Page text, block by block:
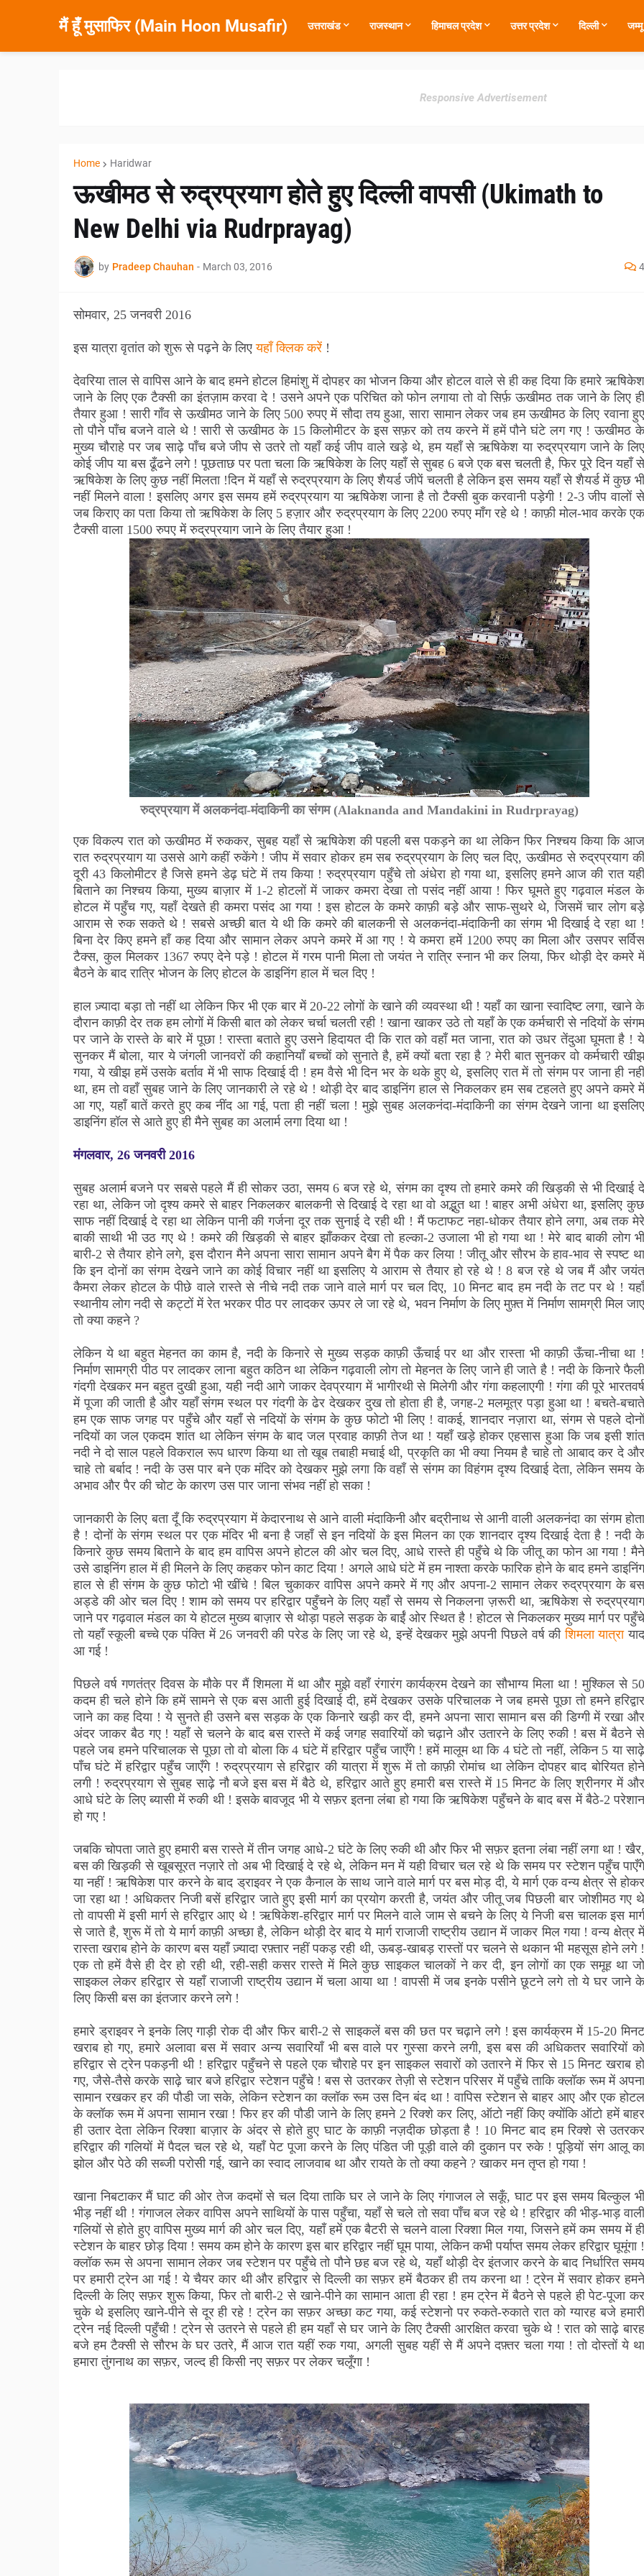
मैं हूँ मुसाफिर (Main Hoon Musafir) उत्तराखंड राजस्थान हिमाचल प्रदेश उत्तर प्रदेश दिल्ली
Responsive Advertisement
Home Haridwar
ऊखीमठ से रुद्रप्रयाग होते हुए दिल्ली वापसी (Ukimath to
New Delhi via Rudrprayag)
by Pradeep Chauhan - March 03, 2016 4
सोमवार, 25 जनवरी 2016
इस यात्रा वृतांत को शुरू से पढ़ने के लिएयहाँ क्लिक करें !
देवरिया ताल से वापिस आने के बाद हमने होटल हिमांशु में दोपहर का भोजन किया और होटल वाले से ही कह दिया कि हमारे ऋषिकेश
जाने के लिए एक टैक्सी का इंतज़ाम करवा दे ! उसने अपने एक परिचित को फोन लगाया तो वो सिर्फ़ ऊखीमठ तक जाने के लिए ही
तैयार हुआ ! सारी गाँव से ऊखीमठ जाने के लिए 500 रुपए में सौदा तय हुआ, सारा सामान लेकर जब हम ऊखीमठ के लिए रवाना हुए
तो पौने पाँच बजने वाले थे ! सारी से ऊखीमठ के 15 किलोमीटर के इस सफ़र को तय करने में हमें पौने घंटे लग गए ! ऊखीमठ के
मुख्य चौराहे पर जब साढ़े पाँच बजे जीप से उतरे तो यहाँ कई जीप वाले खड़े थे, हम यहाँ से ऋषिकेश या रुद्रप्रयाग जाने के लिए
कोई जीप या बस ढूँढने लगे ! पूछताछ पर पता चला कि ऋषिकेश के लिए यहाँ से सुबह 6 बजे एक बस चलती है, फिर पूरे दिन यहाँ से
ऋषिकेश के लिए कुछ नहीं मिलता !दिन में यहाँ से रुद्रप्रयाग के लिए शैयर्ड जीपें चलती है लेकिन इस समय यहाँ से शैयर्ड में कुछ भी
नहीं मिलने वाला ! इसलिए अगर इस समय हमें रुद्रप्रयाग या ऋषिकेश जाना है तो टैक्सी बुक करवानी पड़ेगी ! 2-3 जीप वालों से
जब किराए का पता किया तो ऋषिकेश के लिए 5 हज़ार और रुद्रप्रयाग के लिए 2200 रुपए माँग रहे थे ! काफ़ी मोल-भाव करके एक
टैक्सी वाला 1500 रुपए में रुद्रप्रयाग जाने के लिए तैयार हुआ !
रुद्रप्रयाग में अलकनंदा-मंदाकिनी का संगम (Alaknanda and Mandakini in Rudrprayag)
एक विकल्प रात को ऊखीमठ में रुककर, सुबह यहाँ से ऋषिकेश की पहली बस पकड़ने का था लेकिन फिर निश्चय किया कि आज
रात रुद्रप्रयाग या उससे आगे कहीं रुकेंगे ! जीप में सवार होकर हम सब रुद्रप्रयाग के लिए चल दिए, ऊखीमठ से रुद्रप्रयाग की
दूरी 43 किलोमीटर है जिसे हमने डेढ़ घंटे में तय किया ! रुद्रप्रयाग पहुँचे तो अंधेरा हो गया था, इसलिए हमने आज की रात यहीं
बिताने का निश्चय किया, मुख्य बाज़ार में 1-2 होटलों में जाकर कमरा देखा तो पसंद नहीं आया ! फिर घूमते हुए गढ़वाल मंडल के
होटल में पहुँच गए, यहाँ देखते ही कमरा पसंद आ गया ! इस होटल के कमरे काफ़ी बड़े और साफ-सुथरे थे, जिसमें चार लोग बड़े
आराम से रुक सकते थे ! सबसे अच्छी बात ये थी कि कमरे की बालकनी से अलकनंदा-मंदाकिनी का संगम भी दिखाई दे रहा था !
बिना देर किए हमने हाँ कह दिया और सामान लेकर अपने कमरे में आ गए ! ये कमरा हमें 1200 रुपए का मिला और उसपर सर्विस
टैक्स, कुल मिलकर 1367 रुपए देने पड़े ! होटल में गरम पानी मिला तो जयंत ने रात्रि स्नान भी कर लिया, फिर थोड़ी देर कमरे में
बैठने के बाद रात्रि भोजन के लिए होटल के डाइनिंग हाल में चल दिए !
हाल ज़्यादा बड़ा तो नहीं था लेकिन फिर भी एक बार में 20-22 लोगों के खाने की व्यवस्था थी ! यहाँ का खाना स्वादिष्ट लगा, खाने के
दौरान काफ़ी देर तक हम लोगों में किसी बात को लेकर चर्चा चलती रही ! खाना खाकर उठे तो यहाँ के एक कर्मचारी से नदियों के संगम
पर जाने के रास्ते के बारे में पूछा ! रास्ता बताते हुए उसने हिदायत दी कि रात को वहाँ मत जाना, रात को उधर तेंदुआ घूमता है ! ये
सुनकर मैं बोला, यार ये जंगली जानवरों की कहानियाँ बच्चों को सुनाते है, हमें क्यों बता रहा है ? मेरी बात सुनकर वो कर्मचारी खीझ
गया, ये खीझ हमें उसके बर्ताव में भी साफ दिखाई दी ! हम वैसे भी दिन भर के थके हुए थे, इसलिए रात में तो संगम पर जाना ही नहीं
था, हम तो वहाँ सुबह जाने के लिए जानकारी ले रहे थे ! थोड़ी देर बाद डाइनिंग हाल से निकलकर हम सब टहलते हुए अपने कमरे में
आ गए, यहाँ बातें करते हुए कब नींद आ गई, पता ही नहीं चला ! मुझे सुबह अलकनंदा-मंदाकिनी का संगम देखने जाना था इसलिए
डाइनिंग हॉल से आते हुए ही मैने सुबह का अलार्म लगा दिया था !
मंगलवार, 26 जनवरी 2016
सुबह अलार्म बजने पर सबसे पहले मैं ही सोकर उठा, समय 6 बज रहे थे, संगम का दृश्य तो हमारे कमरे की खिड़की से भी दिखाई दे
रहा था, लेकिन जो दृश्य कमरे से बाहर निकलकर बालकनी से दिखाई दे रहा था वो अद्भुत था !बाहर अभी अंधेरा था, इसलिए कुछ
साफ नहीं दिखाई दे रहा था लेकिन पानी की गर्जना दूर तक सुनाई दे रही थी ! मैं फटाफट नहा-धोकर तैयार होने लगा, अब तक मेरे
बाकी साथी भी उठ गए थे ! कमरे की खिड़की से बाहर झाँककर देखा तो हल्का-2 उजाला भी हो गया था ! मेरे बाद बाकी लोग भी
बारी-2 से तैयार होने लगे, इस दौरान मैने अपना सारा सामान अपने बैग में पैक कर लिया ! जीतू और सौरभ के हाव-भाव से स्पष्ट था
कि इन दोनों का संगम देखने जाने का कोई विचार नहीं था इसलिए ये आराम से तैयार हो रहे थे ! 8 बज रहे थे जब मैं और जयंत
कैमरा लेकर होटल के पीछे वाले रास्ते से नीचे नदी तक जाने वाले मार्ग पर चल दिए, 10 मिनट बाद हम नदी के तट पर थे ! यहाँ
स्थानीय लोग नदी से कट्टों में रेत भरकर पीठ पर लादकर ऊपर ले जा रहे थे, भवन निर्माण के लिए मुफ़्त में निर्माण सामग्री मिल जाए
तो क्या कहने ?
लेकिन ये था बहुत मेहनत का काम है, नदी के किनारे से मुख्य सड़क काफ़ी ऊँचाई पर था और रास्ता भी काफ़ी ऊँचा-नीचा था !
निर्माण सामग्री पीठ पर लादकर लाना बहुत कठिन था लेकिन गढ़वाली लोग तो मेहनत के लिए जाने ही जाते है !नदी के किनारे फैली
गंदगी देखकर मन बहुत दुखी हुआ, यही नदी आगे जाकर देवप्रयाग में भागीरथी से मिलेगी और गंगा कहलाएगी ! गंगा की पूरे भारतवर्ष
में पूजा की जाती है और यहाँ संगम स्थल पर गंदगी के ढेर देखकर दुख तो होता ही है, जगह-2 मलमूत्र पड़ा हुआ था ! बचते-बचाते
हम एक साफ जगह पर पहुँचे और यहाँ से नदियों के संगम के कुछ फोटो भी लिए ! वाकई, शानदार नज़ारा था, संगम से पहले दोनों
नदियों का जल एकदम शांत था लेकिन संगम के बाद जल प्रवाह काफ़ी तेज था ! यहाँ खड़े होकर एहसास हुआ कि जब इसी शांत
नदी ने दो साल पहले विकराल रूप धारण किया था तो खूब तबाही मचाई थी, प्रकृति का भी क्या नियम है चाहे तो आबाद कर दे और
चाहे तो बर्बाद ! नदी के उस पार बने एक मंदिर को देखकर मुझे लगा कि वहाँ से संगम का विहंगम दृश्य दिखाई देता, लेकिन समय के
अभाव और पैर की चोट के कारण उस पार जाना संभव नहीं हो सका !
जानकारी के लिए बता दूँ कि रुद्रप्रयाग में केदारनाथ से आने वाली मंदाकिनी और बद्रीनाथ से आनी वाली अलकनंदा का संगम होता
है ! दोनों के संगम स्थल पर एक मंदिर भी बना है जहाँ से इन नदियों के इस मिलन का एक शानदार दृश्य दिखाई देता है !नदी
किनारे कुछ समय बिताने के बाद हम वापिस अपने होटल की ओर चल दिए, आधे रास्ते ही पहुँचे थे कि जीतू का फोन आ गया ! मैने
उसे डाइनिंग हाल में ही मिलने के लिए कहकर फोन काट दिया ! अगले आधे घंटे में हम नाश्ता करके फारिक होने के बाद हमने डाइनिंग
हाल से ही संगम के कुछ फोटो भी खींचे ! बिल चुकाकर वापिस अपने कमरे में गए और अपना-2 सामान लेकर रुद्रप्रयाग के बस
अड्डे की ओर चल दिए ! शाम को समय पर हरिद्वार पहुँचने के लिए यहाँ से समय से निकलना ज़रूरी था, ऋषिकेश से रुद्रप्रयाग
जाने पर गढ़वाल मंडल का ये होटल मुख्य बाज़ार से थोड़ा पहले सड़क के बार्ईं ओर स्थित है ! होटल से निकलकर मुख्य मार्ग पर पहुँचे
तो यहाँ स्कूली बच्चे एक पंक्ति में 26 जनवरी की परेड के लिए जा रहे थे, इन्हें देखकर मुझे अपनी पिछले वर्ष कीशिमला यात्रा
आ गई !
पिछले वर्ष गणतंत्र दिवस के मौके पर मैं शिमला में था और मुझे वहाँ रंगारंग कार्यक्रम देखने का सौभाग्य मिला था ! मुश्किल से 50
कदम ही चले होने कि हमें सामने से एक बस आती हुई दिखाई दी, हमें देखकर उसके परिचालक ने जब हमसे पूछा तो हमने हरिद्वार
जाने का कह दिया ! ये सुनते ही उसने बस सड़क के एक किनारे खड़ी कर दी, हमने अपना सारा सामान बस की डिग्गी में रखा और
अंदर जाकर बैठ गए !यहाँ से चलने के बाद बस रास्ते में कई जगह सवारियों को चढ़ाने और उतारने के लिए रुकी ! बस में बैठने
पहले जब हमने परिचालक से पूछा तो वो बोला कि 4 घंटे में हरिद्वार पहुँच जाएँगे ! हमें मालूम था कि 4 घंटे तो नहीं, लेकिन 5 या साढ़े
पाँच घंटे में हरिद्वार पहुँच जाएँगे !रुद्रप्रयाग से हरिद्वार की यात्रा में शुरू में तो काफ़ी रोमांच था लेकिन दोपहर बाद बोरियत
लगी ! रुद्रप्रयाग से सुबह साढ़े नौ बजे इस बस में बैठे थे, हरिद्वार आते हुए हमारी बस रास्ते में 15 मिनट के लिए श्रीनगर में और
आधे घंटे के लिए ब्यासी में रुकी थी ! इसके बावजूद भी ये सफ़र इतना लंबा हो गया कि ऋषिकेश पहुँचने के बाद बस में बैठे-2 परेशान
हो गए !
जबकि चोपता जाते हुए हमारी बस रास्ते में तीन जगह आधे-2 घंटे के लिए रुकी थी और फिर भी सफ़र इतना लंबा नहीं लगा था ! खैर,
बस की खिड़की से खूबसूरत नज़ारे तो अब भी दिखाई दे रहे थे, लेकिन मन में यही विचार चल रहे थे कि समय पर स्टेशन पहुँच पाएँगे
या नहीं ! ऋषिकेश पार करने के बाद ड्राइवर ने एक कैनाल के साथ जाने वाले मार्ग पर बस मोड़ दी, ये मार्ग एक वन्य क्षेत्र से होकर
जा रहा था ! अधिकतर निजी बसें हरिद्वार जाते हुए इसी मार्ग का प्रयोग करती है, जयंत और जीतू जब पिछली बार जोशीमठ गए थे
तो वापसी में इसी मार्ग से हरिद्वार आए थे ! ऋषिकेश-हरिद्वार मार्ग पर मिलने वाले जाम से बचने के लिए ये निजी बस चालक इस मार्ग
से जाते है, शुरू में तो ये मार्ग काफ़ी अच्छा है, लेकिन थोड़ी देर बाद ये मार्ग राजाजी राष्ट्रीय उद्यान में जाकर मिल गया ! वन्य क्षेत्र में
रास्ता खराब होने के कारण बस यहाँ ज़्यादा रफ़्तार नहीं पकड़ रही थी, ऊबड़-खाबड़ रास्तों पर चलने से थकान भी महसूस होने लगे !
एक तो हमें वैसे ही देर हो रही थी, रही-सही कसर रास्ते में मिले कुछ साइकल चालकों ने कर दी, इन लोगों का एक समूह था जो
साइकल लेकर हरिद्वार से यहाँ राजाजी राष्ट्रीय उद्यान में चला आया था ! वापसी में जब इनके पसीने छूटने लगे तो ये घर जाने के
लिए किसी बस का इंतजार करने लगे !
हमारे ड्राइवर ने इनके लिए गाड़ी रोक दी और फिर बारी-2 से साइकलें बस की छत पर चढ़ाने लगे ! इस कार्यक्रम में 15-20 मिनट
खराब हो गए, हमारे अलावा बस में सवार अन्य सवारियाँ भी बस वाले पर गुस्सा करने लगी, इस बस की अधिकतर सवारियों को
हरिद्वार से ट्रेन पकड़नी थी ! हरिद्वार पहुँचने से पहले एक चौराहे पर इन साइकल सवारों को उतारने में फिर से 15 मिनट खराब हो
गए, जैसे-तैसे करके साढ़े चार बजे हरिद्वार स्टेशन पहुँचे ! बस से उतरकर तेज़ी से स्टेशन परिसर में पहुँचे ताकि क्लॉक रूम में अपना
सामान रखकर हर की पौडी जा सके, लेकिन स्टेशन का क्लॉक रूम उस दिन बंद था ! वापिस स्टेशन से बाहर आए और एक होटल
के क्लॉक रूम में अपना सामान रखा ! फिर हर की पौडी जाने के लिए हमने 2 रिक्शे कर लिए, ऑटो नहीं किए क्योंकि ऑटो हमें बाहर
ही उतार देता लेकिन रिक्शा बाज़ार के अंदर से होते हुए घाट के काफ़ी नज़दीक छोड़ता है ! 10 मिनट बाद हम रिक्शे से उतरकर
हरिद्वार की गलियों में पैदल चल रहे थे, यहाँ पेट पूजा करने के लिए पंडित जी पूड़ी वाले की दुकान पर रुके ! पूड़ियों संग आलू का
झोल और पेठे की सब्जी परोसी गई, खाने का स्वाद लाजवाब था और रायते के तो क्या कहने ? खाकर मन तृप्त हो गया !
खाना निबटाकर मैं घाट की ओर तेज कदमों से चल दिया ताकि घर ले जाने के लिए गंगाजल ले सकूँ, घाट पर इस समय बिल्कुल भी
भीड़ नहीं थी ! गंगाजल लेकर वापिस अपने साथियों के पास पहुँचा, यहाँ से चले तो सवा पाँच बज रहे थे ! हरिद्वार की भीड़-भाड़ वाली
गलियों से होते हुए वापिस मुख्य मार्ग की ओर चल दिए, यहाँ हमें एक बैटरी से चलने वाला रिक्शा मिल गया, जिसने हमें कम समय में ही
स्टेशन के बाहर छोड़ दिया ! समय कम होने के कारण इस बार हरिद्वार नहीं घूम पाया, लेकिन कभी पर्याप्त समय लेकर हरिद्वार घूमूंगा !
क्लॉक रूम से अपना सामान लेकर जब स्टेशन पर पहुँचे तो पौने छह बज रहे थे, यहाँ थोड़ी देर इंतजार करने के बाद निर्धारित समय
पर हमारी ट्रेन आ गई ! ये चैयर कार थी और हरिद्वार से दिल्ली का सफ़र हमें बैठकर ही तय करना था ! ट्रेन में सवार होकर हमने
दिल्ली के लिए सफ़र शुरू किया, फिर तो बारी-2 से खाने-पीने का सामान आता ही रहा ! हम ट्रेन में बैठने से पहले ही पेट-पूजा कर
चुके थे इसलिए खाने-पीने से दूर ही रहे ! ट्रेन का सफ़र अच्छा कट गया, कई स्टेशनो पर रुकते-रुकाते रात को ग्यारह बजे हमारी
ट्रेन नई दिल्ली पहुँची ! ट्रेन से उतरने से पहले ही हम यहाँ से घर जाने के लिए टैक्सी आरक्षित करवा चुके थे ! रात को साढ़े बारह
बजे हम टैक्सी से सौरभ के घर उतरे, मैं आज रात यहीं रुक गया, अगली सुबह यहीं से मैं अपने दफ़्तर चला गया ! तो दोस्तों ये था
हमारा तुंगनाथ का सफ़र, जल्द ही किसी नए सफ़र पर लेकर चलूँगा !